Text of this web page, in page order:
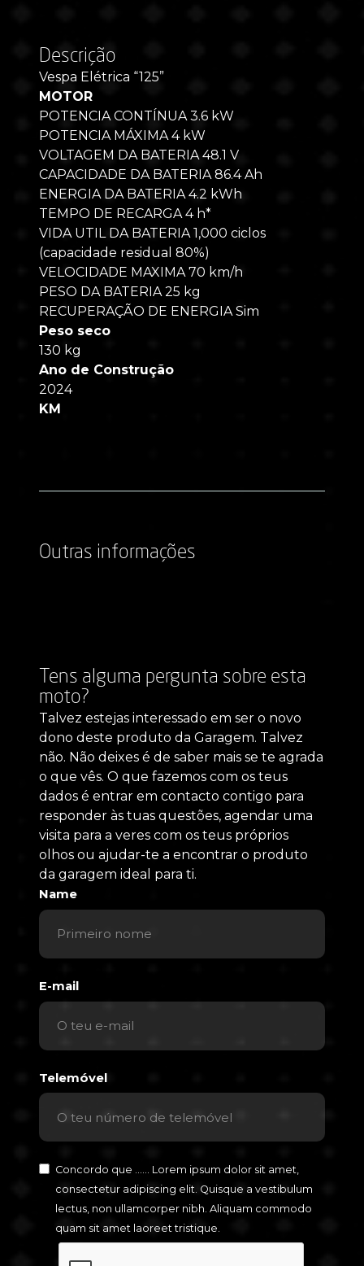
Descrição
Vespa Elétrica “125”
MOTOR
POTENCIA CONTÍNUA 3.6 kW
POTENCIA MÁXIMA 4 kW
VOLTAGEM DA BATERIA 48.1 V
CAPACIDADE DA BATERIA 86.4 Ah
ENERGIA DA BATERIA 4.2 kWh
TEMPO DE RECARGA 4 h*
VIDA UTIL DA BATERIA 1,000 ciclos
(capacidade residual 80%)
VELOCIDADE MAXIMA 70 km/h
PESO DA BATERIA 25 kg
RECUPERAÇÃO DE ENERGIA Sim
Peso seco
130 kg
Ano de Construção
2024
KM
Outras informações
Tens alguma pergunta sobre esta
moto?
Talvez estejas interessado em ser o novo
dono deste produto da Garagem. Talvez
não. Não deixes é de saber mais se te agrada
o que vês. O que fazemos com os teus
dados é entrar em contacto contigo para
responder às tuas questões, agendar uma
visita para a veres com os teus próprios
olhos ou ajudar-te a encontrar o produto
da garagem ideal para ti.
Name
E-mail
Telemóvel
Concordo que ...... Lorem ipsum dolor sit amet,
consectetur adipiscing elit. Quisque a vestibulum
lectus, non ullamcorper nibh. Aliquam commodo
quam sit amet laoreet tristique.